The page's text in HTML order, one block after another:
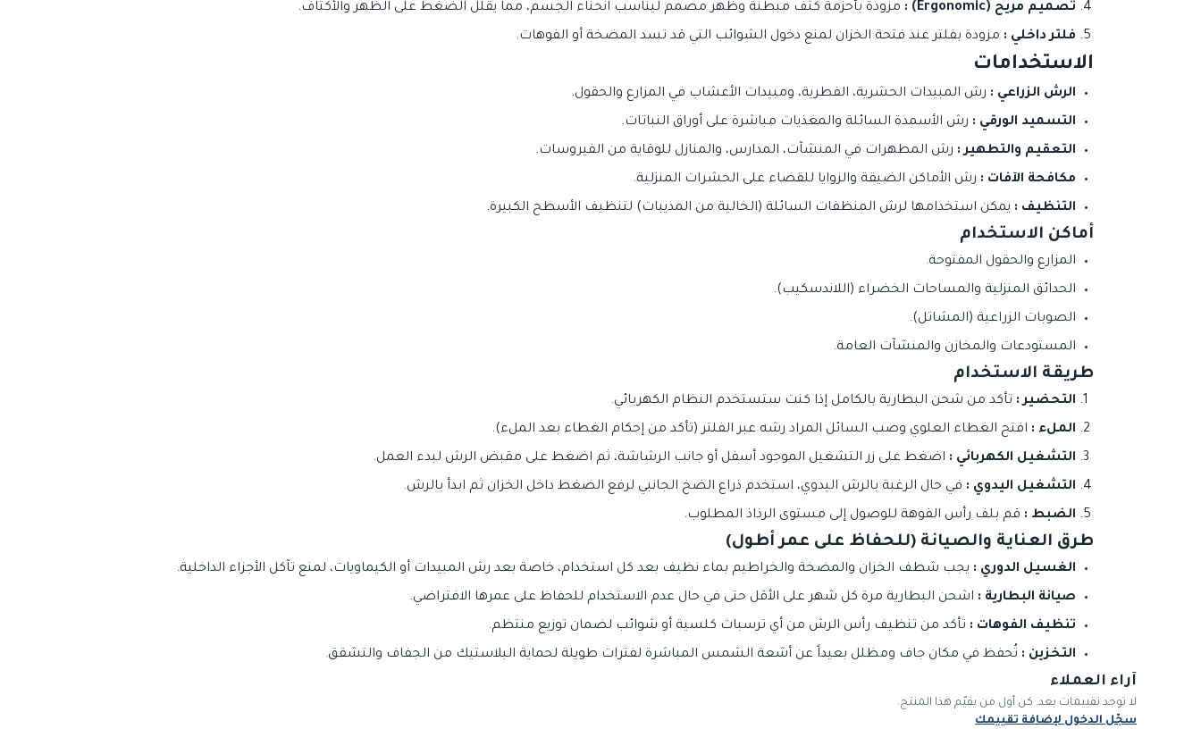
تصميم مريح (Ergonomic) :
مزودة بأحزمة كتف مبطنة وظهر مصمم ليناسب انحناء الجسم، مما يقلل الضغط على الظهر والأكتاف.
فلتر داخلي : مزودة بفلتر عند فتحة الخزان لمنع دخول الشوائب التي قد تسد المضخة أو الفوهات.
الاستخدامات
الرش الزراعي : رش المبيدات الحشرية، الفطرية، ومبيدات الأعشاب في المزارع والحقول.
التسميد الورقي : رش الأسمدة السائلة والمغذيات مباشرة على أوراق النباتات.
التعقيم والتطهير : رش المطهرات في المنشآت، المدارس، والمنازل للوقاية من الفيروسات.
مكافحة الآفات : رش الأماكن الضيقة والزوايا للقضاء على الحشرات المنزلية.
التنظيف : يمكن استخدامها لرش المنظفات السائلة (الخالية من المذيبات) لتنظيف الأسطح الكبيرة.
أماكن الاستخدام
المزارع والحقول المفتوحة.
الحدائق المنزلية والمساحات الخضراء (اللاندسكيب).
الصوبات الزراعية (المشاتل).
المستودعات والمخازن والمنشآت العامة.
طريقة الاستخدام
التحضير : تأكد من شحن البطارية بالكامل إذا كنت ستستخدم النظام الكهربائي.
الملء : افتح الغطاء العلوي وصب السائل المراد رشه عبر الفلتر (تأكد من إحكام الغطاء بعد الملء).
التشغيل الكهربائي : اضغط على زر التشغيل الموجود أسفل أو جانب الرشاشة، ثم اضغط على مقبض الرش لبدء العمل.
التشغيل اليدوي : في حال الرغبة بالرش اليدوي، استخدم ذراع الضخ الجانبي لرفع الضغط داخل الخزان ثم ابدأ بالرش.
الضبط : قم بلف رأس الفوهة للوصول إلى مستوى الرذاذ المطلوب.
طرق العناية والصيانة (للحفاظ على عمر أطول)
الغسيل الدوري : يجب شطف الخزان والمضخة والخراطيم بماء نظيف بعد كل استخدام، خاصة بعد رش المبيدات أو الكيماويات، لمنع تآكل الأجزاء الداخلية.
صيانة البطارية : اشحن البطارية مرة كل شهر على الأقل حتى في حال عدم الاستخدام للحفاظ على عمرها الافتراضي.
تنظيف الفوهات : تأكد من تنظيف رأس الرش من أي ترسبات كلسية أو شوائب لضمان توزيع منتظم.
التخزين : تُحفظ في مكان جاف ومظلل بعيداً عن أشعة الشمس المباشرة لفترات طويلة لحماية البلاستيك من الجفاف والتشقق.
آراء العملاء
لا توجد تقييمات بعد. كن أول من يقيّم هذا المنتج.
سجّل الدخول لإضافة تقييمك